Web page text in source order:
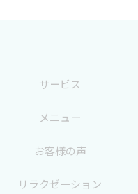
サービス
メニュー
お客様の声
リラクゼーション